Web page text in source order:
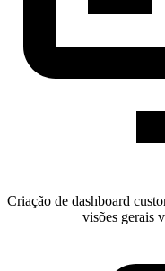
Criação de dashboard
visões gerais